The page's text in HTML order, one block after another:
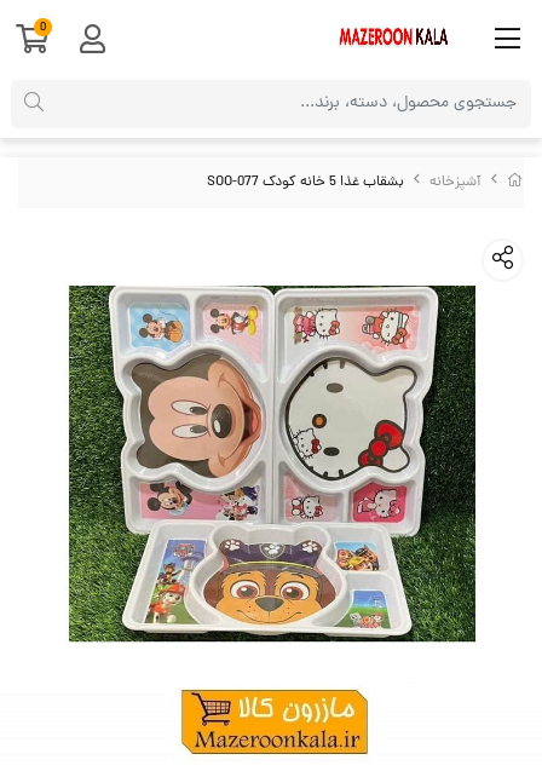
آشپزخانه بشقاب غذا 5 خانه کودک SOO-077
0